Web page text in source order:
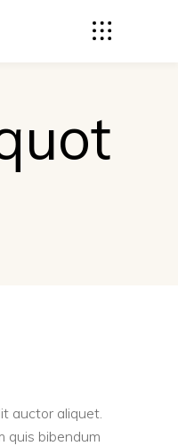
auctor aliquet.
quis bibendum